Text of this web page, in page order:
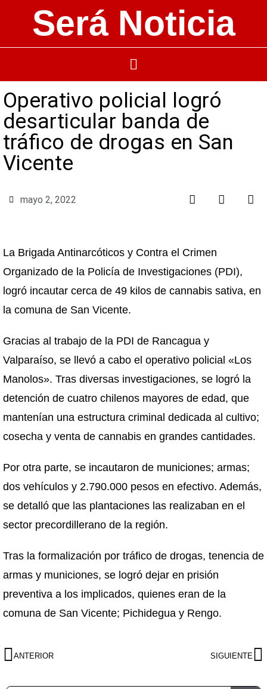
Será Noticia
Operativo policial logró
desarticular banda de
tráfico de drogas en San
Vicente
mayo 2, 2022
La Brigada Antinarcóticos y Contra el Crimen
Organizado de la Policía de Investigaciones (PDI),
logró incautar cerca de 49 kilos de cannabis sativa, en
la comuna de San Vicente.
Gracias al trabajo de la PDI de Rancagua y
Valparaíso, se llevó a cabo el operativo policial «Los
Manolos». Tras diversas investigaciones, se logró la
detención de cuatro chilenos mayores de edad, que
mantenían una estructura criminal dedicada al cultivo;
cosecha y venta de cannabis en grandes cantidades.
Por otra parte, se incautaron de municiones; armas;
dos vehículos y 2.790.000 pesos en efectivo. Además,
se detalló que las plantaciones las realizaban en el
sector precordillerano de la región.
Tras la formalización por tráfico de drogas, tenencia de
armas y municiones, se logró dejar en prisión
preventiva a los implicados, quienes eran de la
comuna de San Vicente; Pichidegua y Rengo.
ANTERIOR SIGUIENTE